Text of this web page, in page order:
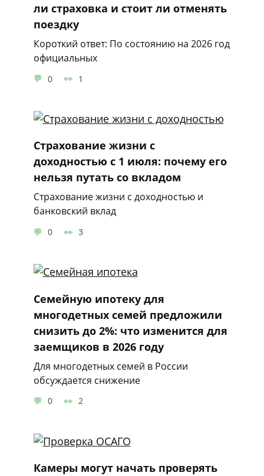
ли страховка и стоит ли отменять
поездку
Короткий ответ: По состоянию на 2026 год
официальных
0 1
Страхование жизни с
доходностью с 1 июля: почему его
нельзя путать со вкладом
Страхование жизни с доходностью и
банковский вклад
0 3
Семейную ипотеку для
многодетных семей предложили
снизить до 2%: что изменится для
заемщиков в 2026 году
Для многодетных семей в России
обсуждается снижение
0 2
Камеры могут начать проверять